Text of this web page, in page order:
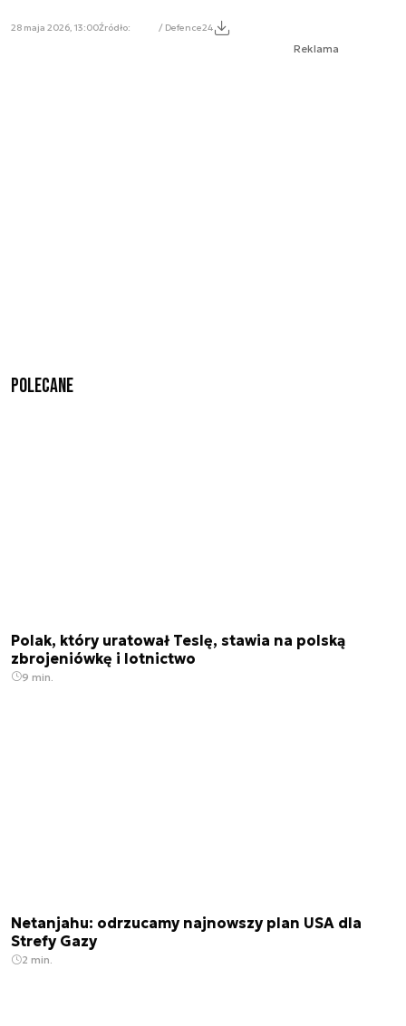
28 maja 2026, 13:00Źródło: / Defence24
Reklama
Polecane
Polak, który uratował Teslę, stawia na polską
zbrojeniówkę i lotnictwo
9 min.
Netanjahu: odrzucamy najnowszy plan USA dla
Strefy Gazy
2 min.